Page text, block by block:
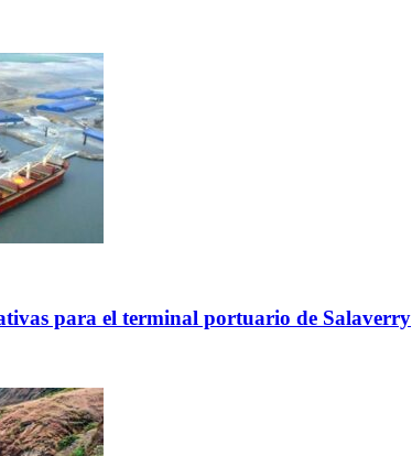
para el terminal portuario de Salaverry